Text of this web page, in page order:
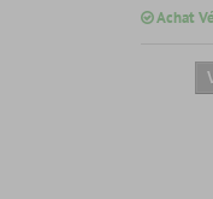
Achat